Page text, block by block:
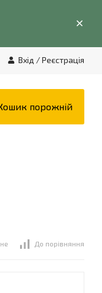
Вхід /Реєстрація
порожній
До порівняння